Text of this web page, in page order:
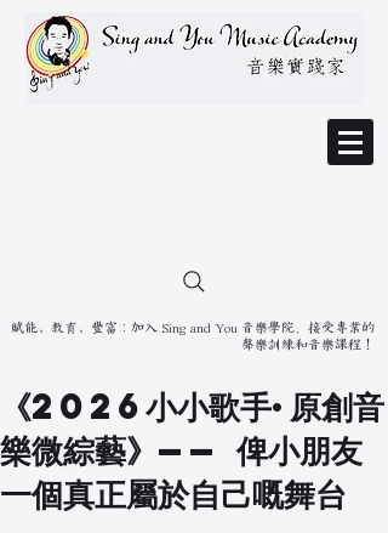
賦能、教育、豐富：加入 Sing and You 音樂學院，接受專業的
聲樂訓練和音樂課程！
《2026小小歌手·原創音
樂微綜藝》—— 俾小朋友
一個真正屬於自己嘅舞台